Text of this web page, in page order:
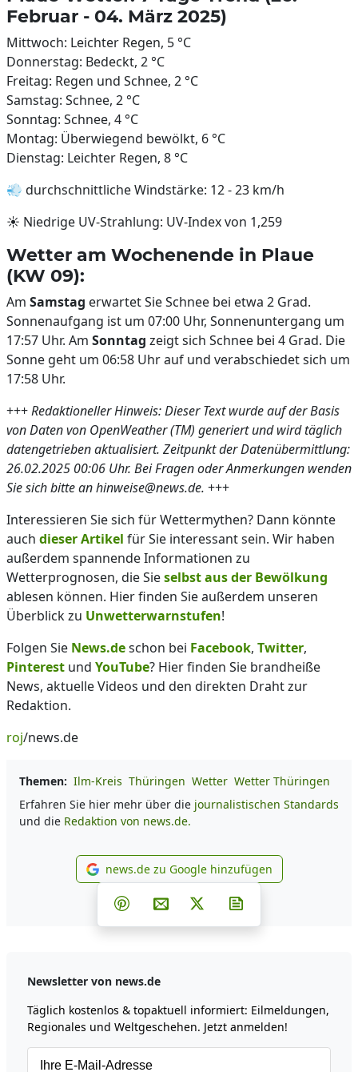
Februar - 04. März 2025)
Mittwoch: Leichter Regen, 5 °C
Donnerstag: Bedeckt, 2 °C
Freitag: Regen und Schnee, 2 °C
Samstag: Schnee, 2 °C
Sonntag: Schnee, 4 °C
Montag: Überwiegend bewölkt, 6 °C
Dienstag: Leichter Regen, 8 °C
💨 durchschnittliche Windstärke: 12 - 23 km/h
☀️ Niedrige UV-Strahlung: UV-Index von 1,259
Wetter am Wochenende in Plaue
(KW 09):
Am Samstag erwartet Sie Schnee bei etwa 2 Grad.
Sonnenaufgang ist um 07:00 Uhr, Sonnenuntergang um
17:57 Uhr. Am Sonntag zeigt sich Schnee bei 4 Grad. Die
Sonne geht um 06:58 Uhr auf und verabschiedet sich um
17:58 Uhr.
+++Redaktioneller Hinweis: Dieser Text wurde auf der Basis
von Daten von OpenWeather (TM) generiert und wird täglich
datengetrieben aktualisiert. Zeitpunkt der Datenübermittlung:
26.02.2025 00:06 Uhr. Bei Fragen oder Anmerkungen wenden
Sie sich bitte an hinweise@news.de. +++
Interessieren Sie sich für Wettermythen? Dann könnte
auch dieser Artikel für Sie interessant sein. Wir haben
außerdem spannende Informationen zu
Wetterprognosen, die Sieselbst aus der Bewölkung
ablesen können. Hier finden Sie außerdem unseren
Überblick zu Unwetterwarnstufen!
Folgen Sie News.deschon bei Facebook, Twitter,
Pinterest und YouTube? Hier finden Sie brandheiße
News, aktuelle Videos und den direkten Draht zur
Redaktion.
roj/news.de
Themen: Ilm-Kreis Thüringen Wetter Wetter Thüringen
Erfahren Sie hier mehr über die journalistischen Standards
und die Redaktion von news.de.
news.de zu Google
news.de zu Google hinzufügen
Teilen auf Facebook
Teilen auf Whatsapp
Teilen auf Telegram
Teilen auf Pinterest
Per E-Mail teilen
Post auf X
Newsletter von news.de
Täglich kostenlos & topaktuell informiert: Eilmeldungen,
Regionales und Weltgeschehen. Jetzt anmelden!